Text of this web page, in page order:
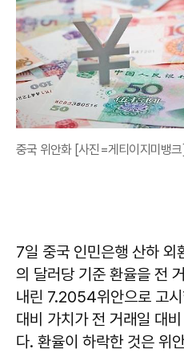
중국 위안화 [사진=게티이지미뱅크]
7일 중국 인민은행 산하 외
의 달러당 기준 환율을 전
내린 7.2054위안으로 고
대비 가치가 전 거래일 대
다. 환율이 하락한 것은 위